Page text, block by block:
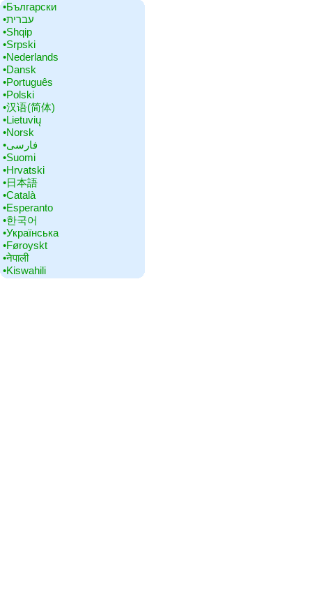
•‎Български
•‎עברית
•‎Shqip
•‎Srpski
•‎Nederlands
•‎Dansk
•‎Português
•‎Polski
•‎汉语(简体)
•‎Lietuvių
•‎Norsk
•‎فارسی
•‎Suomi
•‎Hrvatski
•‎日本語
•‎Català
•‎Esperanto
•‎한국어
•‎Українська
•‎Føroyskt
•‎नेपाली
•‎Kiswahili